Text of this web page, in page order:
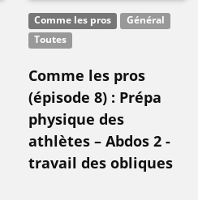
Comme les pros
Général
Toutes
Comme les pros
(épisode 8) : Prépa
physique des
athlètes – Abdos 2 -
travail des obliques